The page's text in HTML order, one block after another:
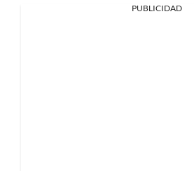
PUBLICIDAD